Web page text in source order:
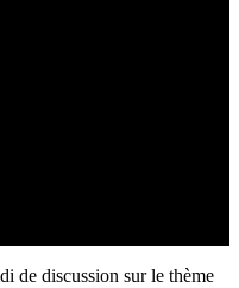
de discussion sur le thème